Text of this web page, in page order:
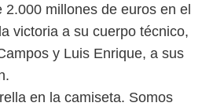
2.000 millones de euros en el
victoria a su cuerpo técnico,
y Luis Enrique, a sus
en la camiseta. Somos